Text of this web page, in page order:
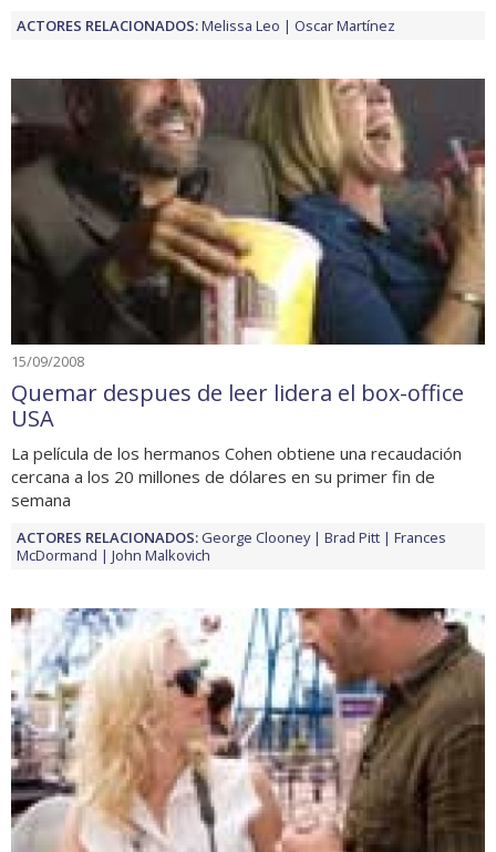
ACTORES RELACIONADOS:Melissa Leo Oscar Martínez
15/09/2008
Quemar despues de leer lidera el box-office
USA
La película de los hermanos Cohen obtiene una recaudación
cercana a los 20 millones de dólares en su primer fin de
semana
ACTORES RELACIONADOS: George Clooney Brad Pitt
Frances
McDormand
John Malkovich